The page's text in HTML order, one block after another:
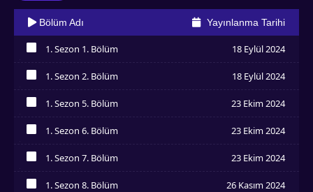
Bölüm Adı Yayınlanma Tarihi
1. Sezon 1. Bölüm 18 Eylül 2024
1. Sezon 2. Bölüm 18 Eylül 2024
1. Sezon 5. Bölüm 23 Ekim 2024
1. Sezon 6. Bölüm 23 Ekim 2024
1. Sezon 7. Bölüm 23 Ekim 2024
1. Sezon 8. Bölüm 26 Kasım 2024